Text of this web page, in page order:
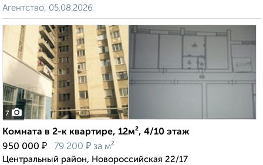
Агентство, 05.08.2026
7
Комната в 2-к квартире, 12м², 4/10 этаж
950 000 ₽ 79 200 ₽ за м²
Центральный район, Новороссийская 22/17